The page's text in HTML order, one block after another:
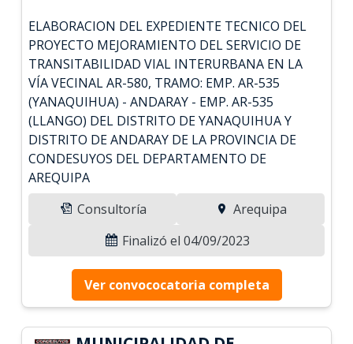
ELABORACION DEL EXPEDIENTE TECNICO DEL
PROYECTO MEJORAMIENTO DEL SERVICIO DE
TRANSITABILIDAD VIAL INTERURBANA EN LA
VÍA VECINAL AR-580, TRAMO: EMP. AR-535
(YANAQUIHUA) - ANDARAY - EMP. AR-535
(LLANGO) DEL DISTRITO DE YANAQUIHUA Y
DISTRITO DE ANDARAY DE LA PROVINCIA DE
CONDESUYOS DEL DEPARTAMENTO DE
AREQUIPA
Consultoría
Arequipa
Finalizó el 04/09/2023
Ver convococatoria completa